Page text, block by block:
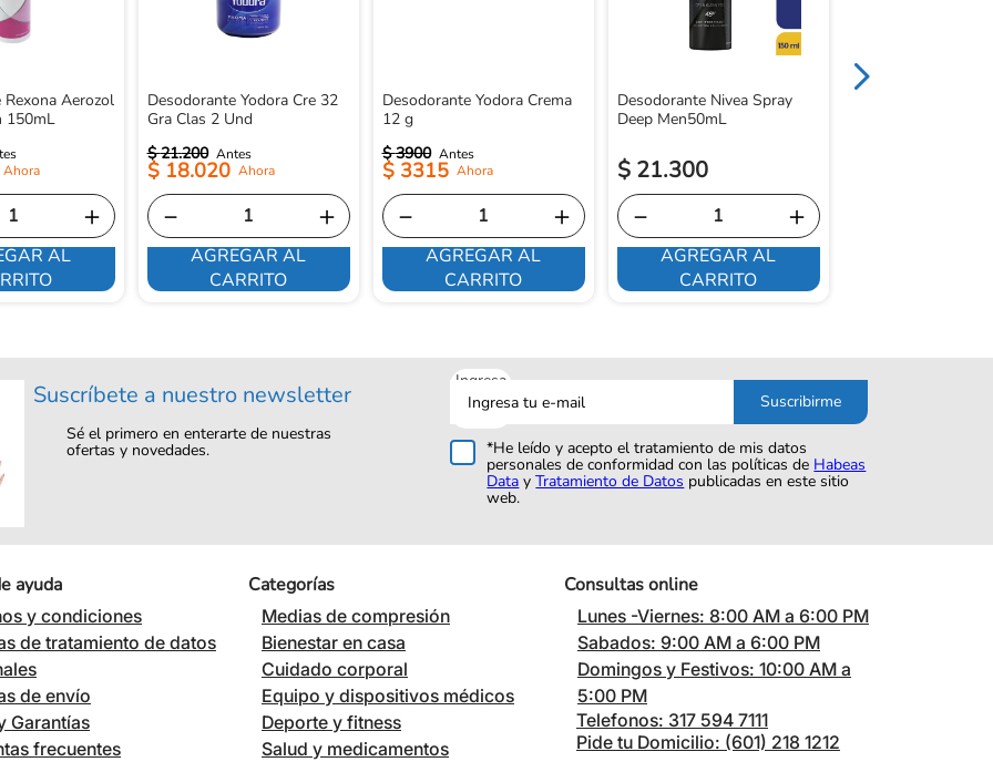
Aerozol
150mL
＋
AL
Desodorante Yodora Cre 32
Gra Clas 2 Und
$ 21.200
$ 18.020
＋
－
AGREGAR AL
CARRITO
Desodorante Yodora Crema
12 g
$ 3900
$ 3315
＋
－
AGREGAR AL
CARRITO
Desodorante Nivea Spray
Deep Men50mL
$ 21.300
＋
－
AGREGAR AL
CARRITO
Suscríbete a nuestro newsletter
Sé el primero en enterarte de nuestras
ofertas y novedades.
Ingresa
tu
correo
Suscribirme
*He leído y acepto el tratamiento de mis datos
personales de conformidad con las políticas de Habeas
Data yTratamiento de Datos publicadas en este sitio
web.
ayuda
y condiciones
de tratamiento de datos
de envío
Garantías
frecuentes
Categorías
Medias de compresión
Bienestar en casa
Cuidado corporal
Equipo y dispositivos médicos
Deporte y fitness
Salud y medicamentos
Consultas online
Lunes -Viernes: 8:00 AM a 6:00 PM
Sabados: 9:00 AM a 6:00 PM
Domingos y Festivos: 10:00 AM a
5:00 PM
Telefonos: 317 594 7111
Pide tu Domicilio: (601) 218 1212